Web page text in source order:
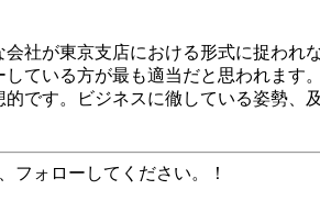
社が東京支店における形式に捉わ
ている方が最も適当だと思われま
です。ビジネスに徹している姿勢
フォローしてください。！